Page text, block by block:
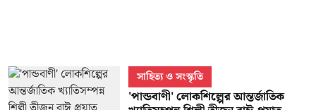
সাহিত্য ও সংস্কৃতি
'পান্ডবাণী' লোকশিল্পের আন্তর্জাতিক